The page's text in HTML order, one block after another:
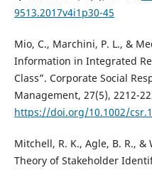
9513.2017v4i1p30-45
Mio, C., Marchini, P. L., &
Information in Integrated
Class”. Corporate Social
Management, 27(5), 2212-
https://doi.org/10.1002/
Mitchell, R. K., Agle, B. R., &
Theory of Stakeholder